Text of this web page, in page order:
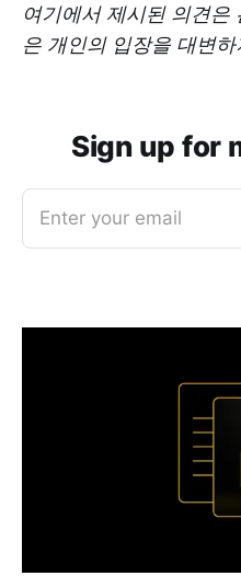
여기에서 제시된 의견은
은 개인의 입장을 대변
Sign up for
Enter your email